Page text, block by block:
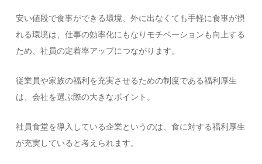
安い値段で食事ができる環境、外に出なくても手軽に食事が摂
れる環境は、仕事の効率化にもなりモチベーションも向上する
ため、社員の定着率アップにつながります。
従業員や家族の福利を充実させるための制度である福利厚生
は、会社を選ぶ際の大きなポイント。
社員食堂を導入している企業というのは、食に対する福利厚生
が充実していると考えられます。